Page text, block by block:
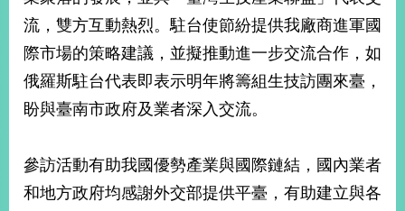
流，雙方互動熱烈。駐台使節紛提供我廠商進軍國
際市場的策略建議，並擬推動進一步交流合作，如
俄羅斯駐台代表即表示明年將籌組生技訪團來臺，
盼與臺南市政府及業者深入交流。
參訪活動有助我國優勢產業與國際鏈結，國內業者
和地方政府均感謝外交部提供平臺，有助建立與各